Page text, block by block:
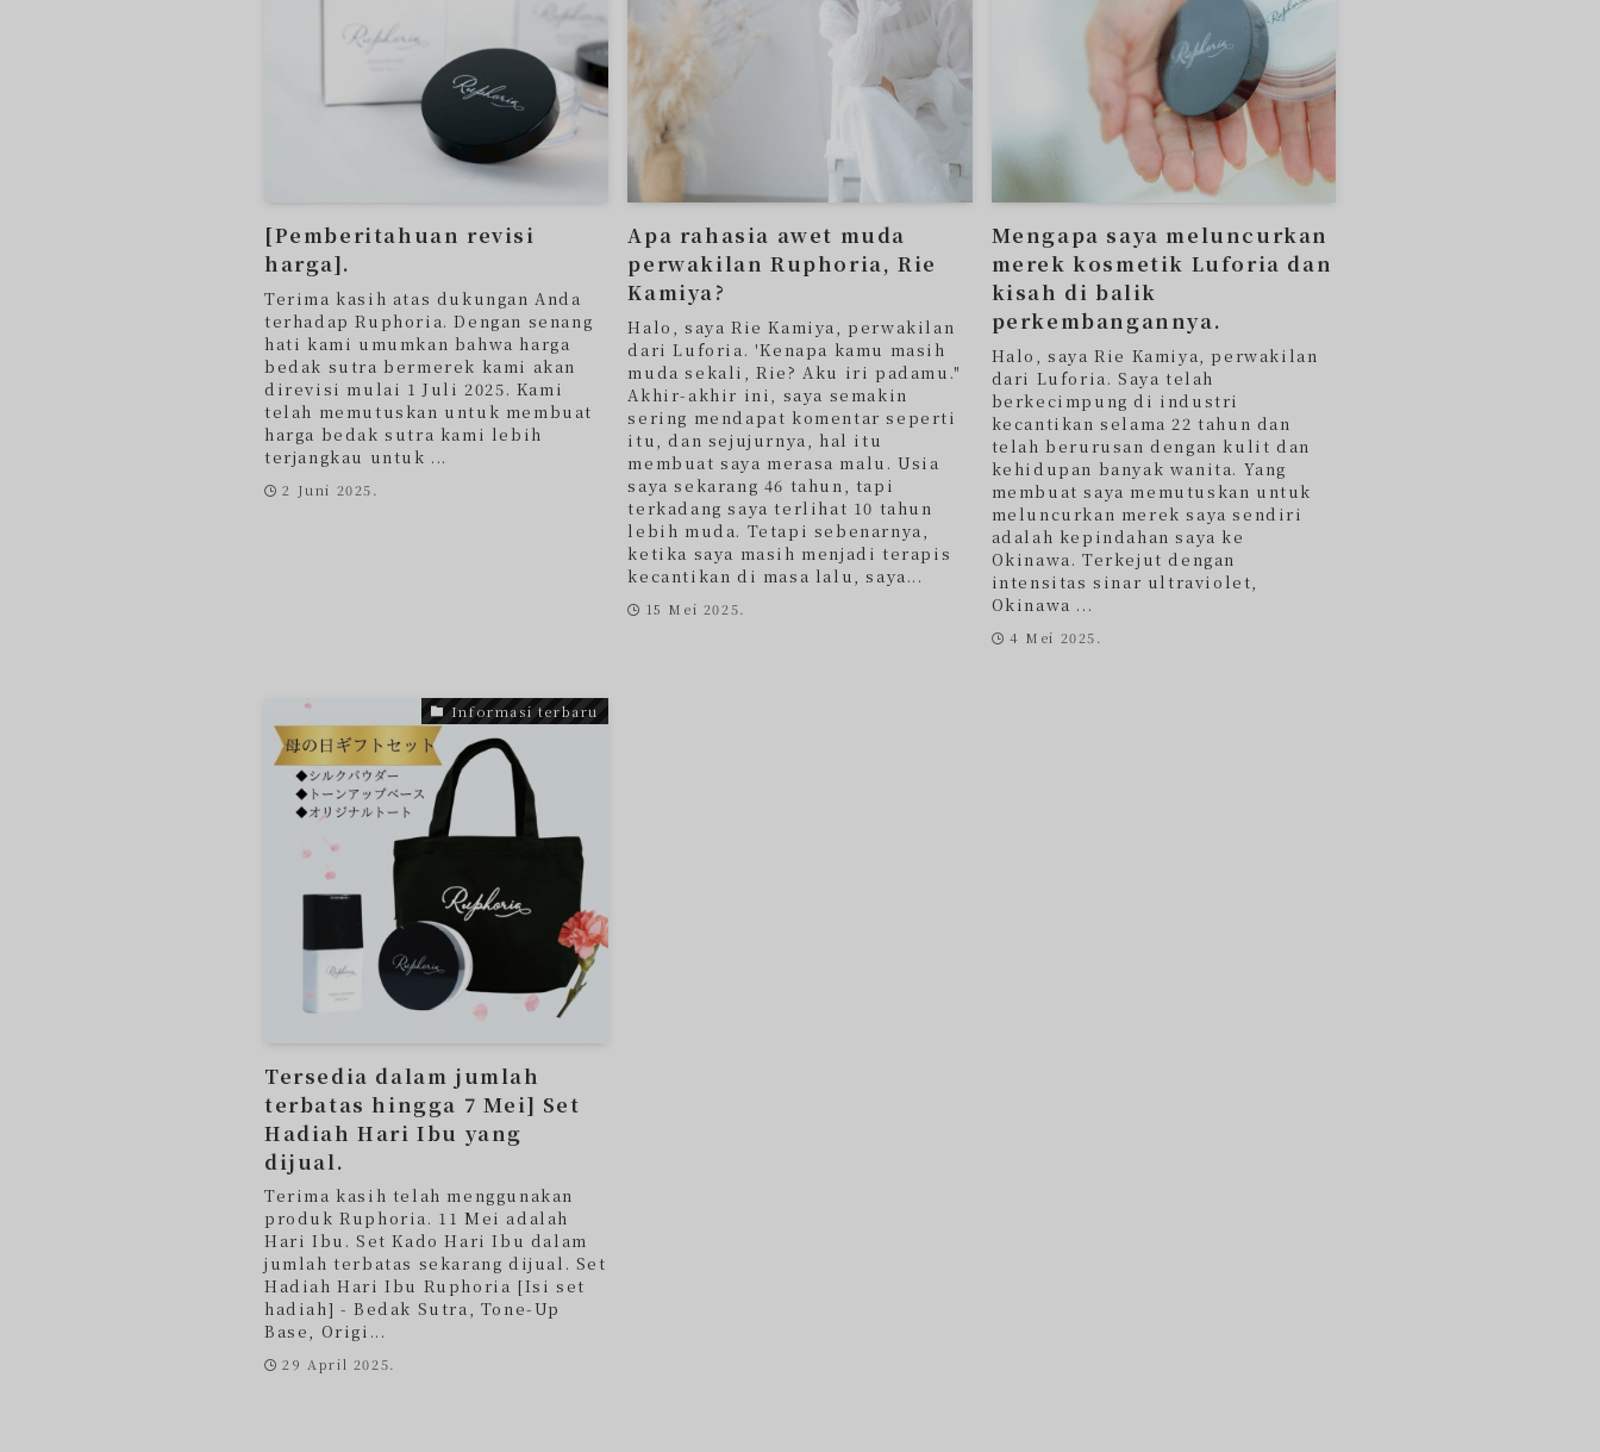
[Pemberitahuan revisi
harga].
Terima kasih atas dukungan Anda
terhadap Ruphoria. Dengan senang
hati kami umumkan bahwa harga
bedak sutra bermerek kami akan
direvisi mulai 1 Juli 2025. Kami
telah memutuskan untuk membuat
harga bedak sutra kami lebih
terjangkau untuk ...
2 Juni 2025.
Apa rahasia awet muda
perwakilan Ruphoria, Rie
Kamiya?
Halo, saya Rie Kamiya, perwakilan
dari Luforia. 'Kenapa kamu masih
muda sekali, Rie? Aku iri padamu."
Akhir-akhir ini, saya semakin
sering mendapat komentar seperti
itu, dan sejujurnya, hal itu
membuat saya merasa malu. Usia
saya sekarang 46 tahun, tapi
terkadang saya terlihat 10 tahun
lebih muda. Tetapi sebenarnya,
ketika saya masih menjadi terapis
kecantikan di masa lalu, saya...
15 Mei 2025.
Mengapa saya meluncurkan
merek kosmetik Luforia dan
kisah di balik
perkembangannya.
Halo, saya Rie Kamiya, perwakilan
dari Luforia. Saya telah
berkecimpung di industri
kecantikan selama 22 tahun dan
telah berurusan dengan kulit dan
kehidupan banyak wanita. Yang
membuat saya memutuskan untuk
meluncurkan merek saya sendiri
adalah kepindahan saya ke
Okinawa. Terkejut dengan
intensitas sinar ultraviolet,
Okinawa ...
4 Mei 2025.
Informasi terbaru
Tersedia dalam jumlah
terbatas hingga 7 Mei] Set
Hadiah Hari Ibu yang
dijual.
Terima kasih telah menggunakan
produk Ruphoria. 11 Mei adalah
Hari Ibu. Set Kado Hari Ibu dalam
jumlah terbatas sekarang dijual. Set
Hadiah Hari Ibu Ruphoria [Isi set
hadiah] - Bedak Sutra, Tone-Up
Base, Origi...
29 April 2025.